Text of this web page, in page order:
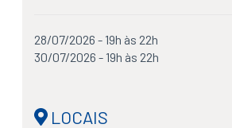
28/07/2026 - 19h às 22h
30/07/2026 - 19h às 22h
LOCAIS